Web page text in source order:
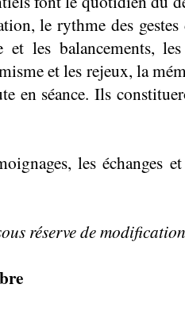
le rythme des gestes
et les balancements,
et les rejeux, la
en séance. Ils
les échanges
réserve de